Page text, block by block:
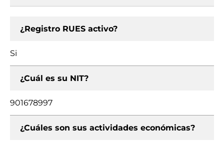
¿Registro RUES activo?
Si
¿Cuál es su NIT?
901678997
¿Cuáles son sus actividades económicas?